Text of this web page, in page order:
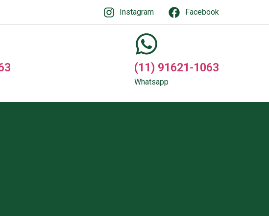
Instagram Facebook
(11) 91621-1063
Whatsapp